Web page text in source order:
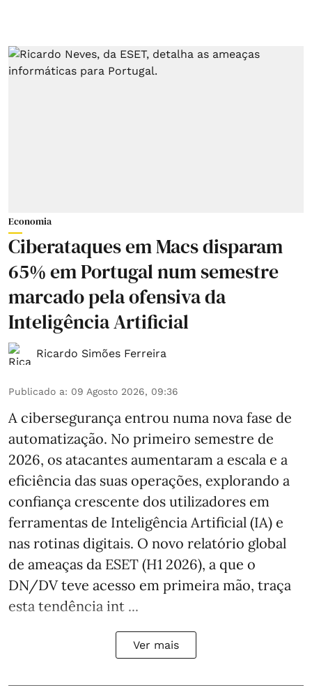
Economia
Ciberataques em Macs disparam
65% em Portugal num semestre
marcado pela ofensiva da
Inteligência Artificial
Ricardo Simões Ferreira
Publicado a: 09 Agosto 2026, 09:36
A cibersegurança entrou numa nova fase de
automatização. No primeiro semestre de
2026, os atacantes aumentaram a escala e a
eficiência das suas operações, explorando a
confiança crescente dos utilizadores em
ferramentas de Inteligência Artificial (IA) e
nas rotinas digitais. O novo relatório global
de ameaças da ESET (H1 2026), a que o
DN/DV teve acesso em primeira mão, traça
esta tendência int ...
Ver mais